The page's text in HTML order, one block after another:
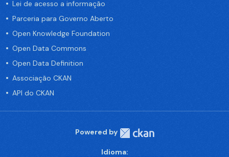
Lei de acesso a informação
Parceria para Governo Aberto
Open Knowledge Foundation
Open Data Commons
Open Data Definition
Associação CKAN
API do CKAN
Powered by
Idioma